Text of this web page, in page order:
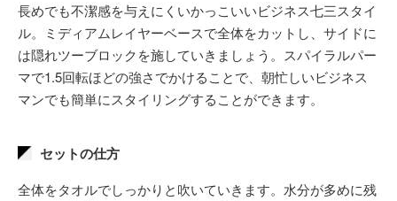
長めでも不潔感を与えにくいかっこいいビジネス七三スタイ
ル。ミディアムレイヤーベースで全体をカットし、サイドに
は隠れツーブロックを施していきましょう。スパイラルパー
マで1.5回転ほどの強さでかけることで、朝忙しいビジネス
マンでも簡単にスタイリングすることができます。
セットの仕方
全体をタオルでしっかりと吹いていきます。水分が多めに残